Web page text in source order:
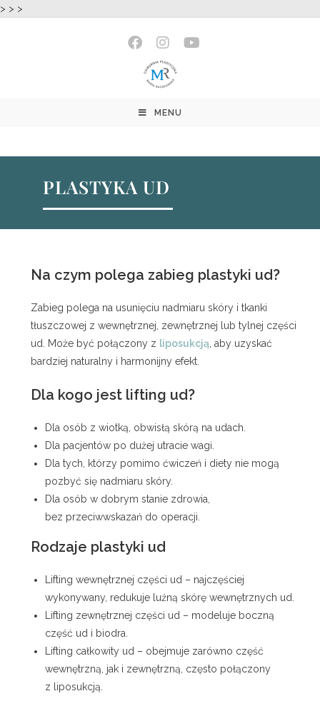
> > >
do
MENU
PLASTYKA UD
Na czym polega zabieg plastyki ud?
Zabieg polega na usunięciu nadmiaru skóry i tkanki
tłuszczowej z wewnętrznej, zewnętrznej lub tylnej części
ud. Może być połączony z liposukcją , aby uzyskać
bardziej naturalny i harmonijny efekt.
Dla kogo jest lifting ud?
Dla osób z wiotką, obwisłą skórą na udach.
Dla pacjentów po dużej utracie wagi.
Dla tych, którzy pomimo ćwiczeń i diety nie mogą
pozbyć się nadmiaru skóry.
Dla osób w dobrym stanie zdrowia,
bez przeciwwskazań do operacji.
Rodzaje plastyki ud
Lifting wewnętrznej części ud – najczęściej
wykonywany, redukuje luźną skórę wewnętrznych ud.
Lifting zewnętrznej części ud – modeluje boczną
część ud i biodra.
Lifting całkowity ud – obejmuje zarówno część
wewnętrzną, jak i zewnętrzną, często połączony
z liposukcją.